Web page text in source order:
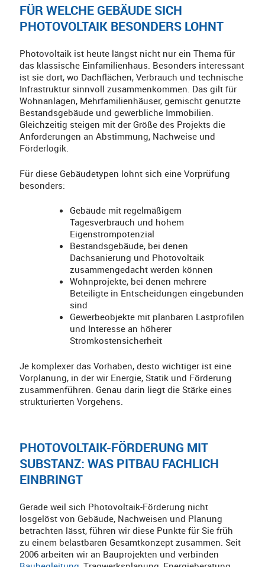
FÜR WELCHE GEBÄUDE SICH
PHOTOVOLTAIK BESONDERS LOHNT
Photovoltaik ist heute längst nicht nur ein Thema für
das klassische Einfamilienhaus. Besonders interessant
ist sie dort, wo Dachflächen, Verbrauch und technische
Infrastruktur sinnvoll zusammenkommen. Das gilt für
Wohnanlagen, Mehrfamilienhäuser, gemischt genutzte
Bestandsgebäude und gewerbliche Immobilien.
Gleichzeitig steigen mit der Größe des Projekts die
Anforderungen an Abstimmung, Nachweise und
Förderlogik.
Für diese Gebäudetypen lohnt sich eine Vorprüfung
besonders:
Gebäude mit regelmäßigem
Tagesverbrauch und hohem
Eigenstrompotenzial
Bestandsgebäude, bei denen
Dachsanierung und Photovoltaik
zusammengedacht werden können
Wohnprojekte, bei denen mehrere
Beteiligte in Entscheidungen eingebunden
sind
Gewerbeobjekte mit planbaren Lastprofilen
und Interesse an höherer
Stromkostensicherheit
Je komplexer das Vorhaben, desto wichtiger ist eine
Vorplanung, in der wir Energie, Statik und Förderung
zusammenführen. Genau darin liegt die Stärke eines
strukturierten Vorgehens.
PHOTOVOLTAIK-FÖRDERUNG MIT
SUBSTANZ: WAS PITBAU FACHLICH
EINBRINGT
Gerade weil sich Photovoltaik-Förderung nicht
losgelöst von Gebäude, Nachweisen und Planung
betrachten lässt, führen wir diese Punkte für Sie früh
zu einem belastbaren Gesamtkonzept zusammen. Seit
2006 arbeiten wir an Bauprojekten und verbinden